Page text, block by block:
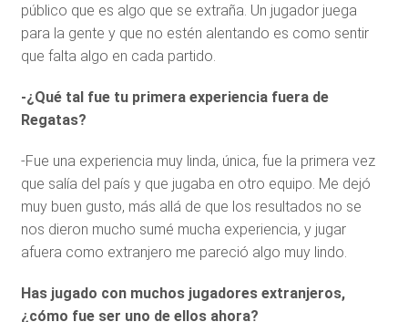
público que es algo que se extraña. Un jugador juega
para la gente y que no estén alentando es como sentir
que falta algo en cada partido.
-¿Qué tal fue tu primera experiencia fuera de
Regatas?
-Fue una experiencia muy linda, única, fue la primera vez
que salía del país y que jugaba en otro equipo. Me dejó
muy buen gusto, más allá de que los resultados no se
nos dieron mucho sumé mucha experiencia, y jugar
afuera como extranjero me pareció algo muy lindo.
Has jugado con muchos jugadores extranjeros,
¿cómo fue ser uno de ellos ahora?